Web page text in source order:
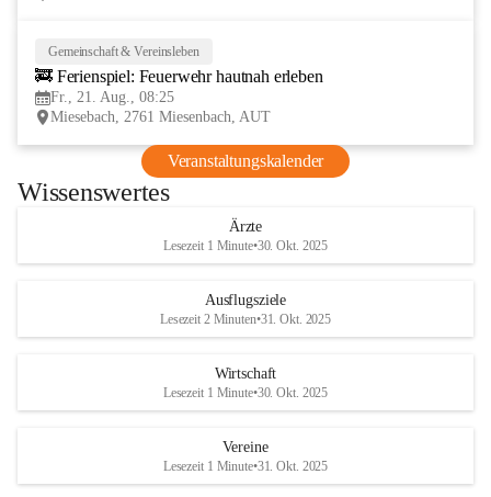
Gemeinschaft & Vereinsleben
🚒 Ferienspiel: Feuerwehr hautnah erleben
Fr., 21. Aug., 08:25
Miesebach, 2761 Miesenbach, AUT
Veranstaltungskalender
Wissenswertes
Ärzte
Lesezeit 1 Minute•30. Okt. 2025
Ausflugsziele
Lesezeit 2 Minuten•31. Okt. 2025
Wirtschaft
Lesezeit 1 Minute•30. Okt. 2025
Vereine
Lesezeit 1 Minute•31. Okt. 2025